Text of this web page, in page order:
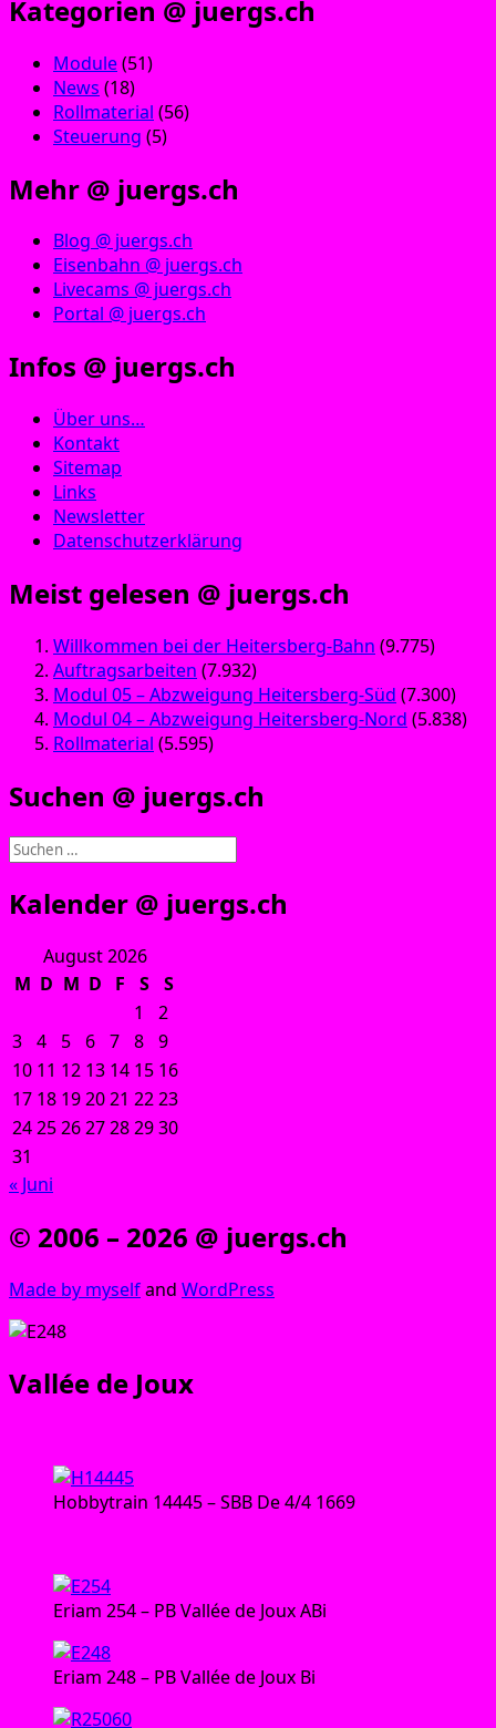
Kategorien @ juergs.ch
Module(51)
News (18)
Rollmaterial (56)
Steuerung (5)
Mehr @ juergs.ch
Blog @ juergs.ch
Eisenbahn @ juergs.ch
Livecams @ juergs.ch
Portal @ juergs.ch
Infos @ juergs.ch
Über uns…
Kontakt
Sitemap
Links
Newsletter
Datenschutzerklärung
Meist gelesen @ juergs.ch
Willkommen bei der Heitersberg-Bahn (9.775)
Auftragsarbeiten (7.932)
Modul 05 – Abzweigung Heitersberg-Süd (7.300)
Modul 04 – Abzweigung Heitersberg-Nord (5.838)
Rollmaterial (5.595)
Suchen @ juergs.ch
Suchen
Kalender @ juergs.ch
August 2026
M D M D F S
S
1
2
3 4 5 6 7 8 9
10 11 12 13 14 15 16
17 18 192021 2223
24252627282930
31
« Juni
© 2006 – 2026 @ juergs.ch
Made by mys­elfand Word­Press
Vallée de Joux
Hob­by­train 14445 – SBB De 4/4 1669
Eri­am 254 – PB Val­lée de Joux ABi
Eri­am 248 – PB Val­lée de Joux Bi